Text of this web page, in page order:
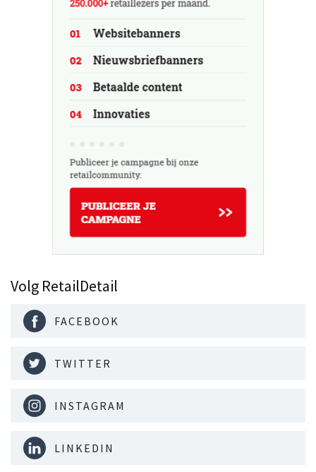
Volg RetailDetail
FACEBOOK
TWITTER
INSTAGRAM
LINKEDIN